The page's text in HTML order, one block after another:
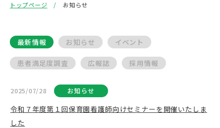
トップページ お知らせ
最新情報 お知らせ イベント
患者満足度調査 広報誌 採用情報
2025/07/28 お知らせ
令和７年度第１回保育園看護師向けセミナーを開催いたしま
した